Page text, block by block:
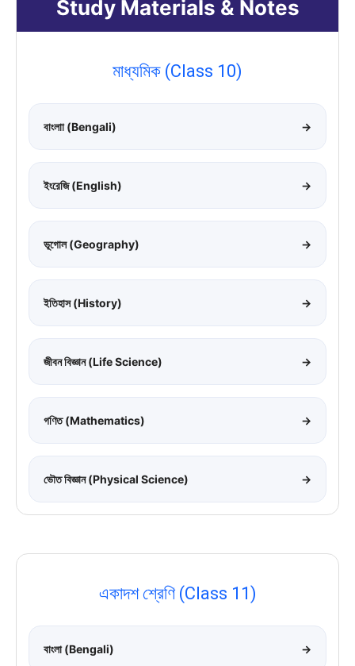
Study Materials & Notes
মাধ্যমিক (Class 10)
বাংলাা (Bengali) →
ইংরেজি (English) →
ভূগোল (Geography) →
ইতিহাস (History) →
জীবন বিজ্ঞান (Life Science) →
গণিত (Mathematics) →
ভৌত বিজ্ঞান (Physical Science) →
একাদশ শ্রেণি (Class 11)
বাংলা (Bengali) →